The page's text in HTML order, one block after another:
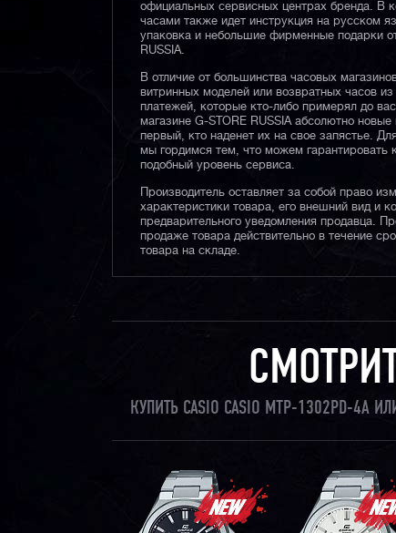
официальных сервисных центрах бренда. В
часами также идет инструкция на русском
упаковка и небольшие фирменные подарки
RUSSIA.
В отличие от большинства часовых
витринных моделей или возвратных часов
платежей, которые кто-либо примерял до
магазине G-STORE RUSSIA абсолютно новые
первый, кто наденет их на свое запястье.
мы гордимся тем, что можем гарантировать
подобный уровень сервиса.
Производитель оставляет за собой право
характеристики товара, его внешний вид и
предварительного уведомления продавца.
продаже товара действительно в течение
товара на складе.
КУПИТЬ CASIO CASIO MTP-1302PD-